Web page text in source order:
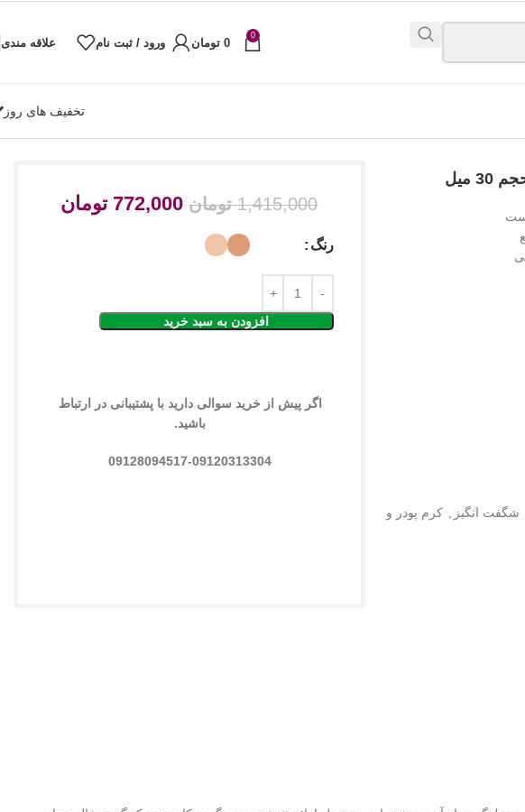
0
0 تومان ورود / ثبت نام علاقه مندی
تخفیف های روز
شگفت انگیز
کرم پودر و
1,415,000 تومان 772,000 تومان
رنگ
افزودن به سبد خرید
اگر پیش از خرید سوالی دارید با پشتیبانی در ارتباط
باشید.
09128094517-09120313304